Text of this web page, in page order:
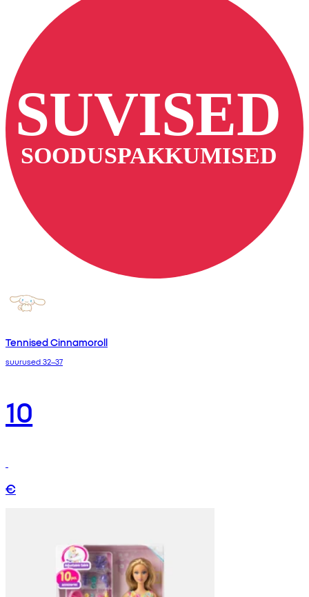
Tennised Cinnamoroll
suurused 32–37
10
€